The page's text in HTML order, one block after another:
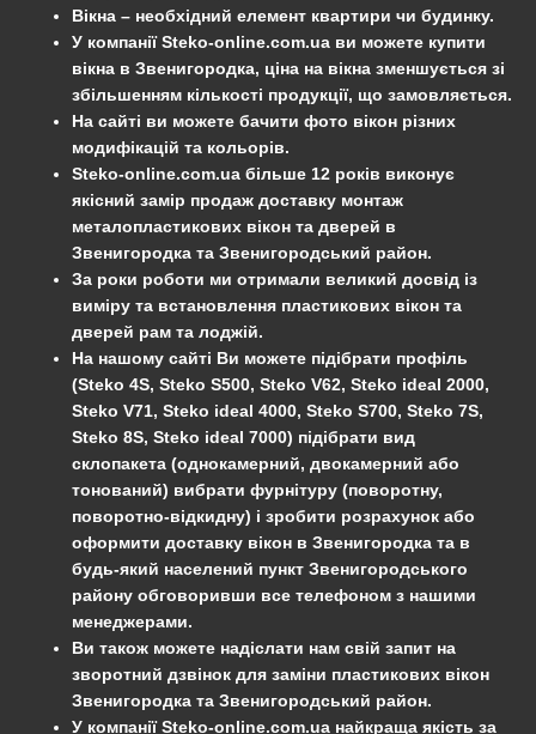
Вікна – необхідний елемент квартири чи будинку.
У компанії Steko-online.com.ua ви можете купити
вікна в Звенигородка, ціна на вікна зменшується зі
збільшенням кількості продукції, що замовляється.
На сайті ви можете бачити фото вікон різних
модифікацій та кольорів.
Steko-online.com.ua більше 12 років виконує
якісний замір продаж доставку монтаж
металопластикових вікон та дверей в
Звенигородка та Звенигородський район.
За роки роботи ми отримали великий досвід із
виміру та встановлення пластикових вікон та
дверей рам та лоджій.
На нашому сайті Ви можете підібрати профіль
(Steko 4S, Steko S500, Steko V62, Steko ideal 2000,
Steko V71, Steko ideal 4000, Steko S700, Steko 7S,
Steko 8S, Steko ideal 7000) підібрати вид
склопакета (однокамерний, двокамерний або
тонований) вибрати фурнітуру (поворотну,
поворотно-відкидну) і зробити розрахунок або
оформити доставку вікон в Звенигородка та в
будь-який населений пункт Звенигородського
району обговоривши все телефоном з нашими
менеджерами.
Ви також можете надіслати нам свій запит на
зворотний дзвінок для заміни пластикових вікон
Звенигородка та Звенигородський район.
У компанії Steko-online.com.ua найкраща якість за